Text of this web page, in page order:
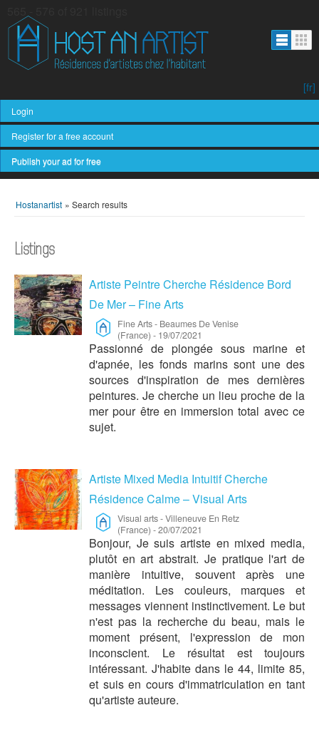
Login
Register for a free account
[fr]
Publish your ad for free
Hostanartist » Search results
Listings
Artiste Peintre Cherche Résidence Bord
De Mer – Fine Arts
Fine Arts- Beaumes De Venise
(France) - 19/07/2021
Passionné de plongée sous marine et
d'apnée, les fonds marins sont une des
sources d'inspiration de mes dernières
peintures. Je cherche un lieu proche de la
mer pour être en immersion total avec ce
sujet.
Artiste Mixed Media Intuitif Cherche
Résidence Calme – Visual Arts
Visual arts-Villeneuve En Retz
(France) -20/07/2021
Bonjour, Je suis artiste en mixed media,
plutôt en art abstrait. Je pratique l'art de
manière intuitive, souvent après une
méditation. Les couleurs, marques et
messages viennent instinctivement. Le but
n'est pas la recherche du beau, mais le
moment présent, l'expression de mon
inconscient. Le résultat est toujours
intéressant. J'habite dans le 44, limite 85,
et suis en cours d'immatriculation en tant
qu'artiste auteure.